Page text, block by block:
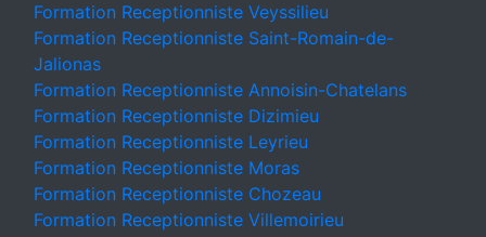
Formation Receptionniste Veyssilieu
Formation Receptionniste Saint-Romain-de-
Jalionas
Formation Receptionniste Annoisin-Chatelans
Formation Receptionniste Dizimieu
Formation Receptionniste Leyrieu
Formation Receptionniste Moras
Formation Receptionniste Chozeau
Formation Receptionniste Villemoirieu